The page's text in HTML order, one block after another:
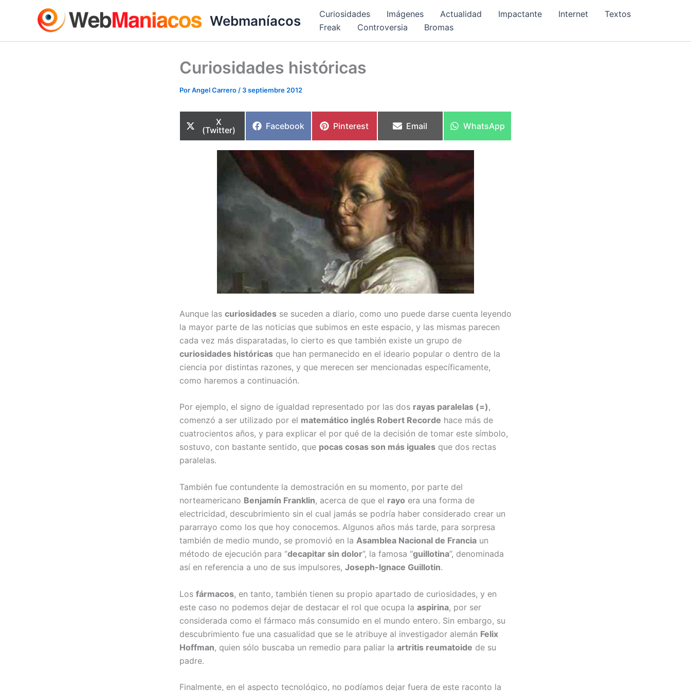
Webmaníacos Curiosidades Imágenes Actualidad Impactante Internet
Textos
Freak
Controversia Bromas
Curiosidades históricas
PorAngel Carrero / 3 septiembre 2012
Compartir
en
X
(Twitter)
Compartir
Facebook
Compartir
Pinterest
Compartir
Email
Compartir
WhatsApp
Aunque las curiosidades se suceden a diario, como uno puede darse cuenta leyendo
la mayor parte de las noticias que subimos en este espacio, y las mismas parecen
cada vez más disparatadas, lo cierto es que también existe un grupo de
curiosidades históricas que han permanecido en el ideario popular o dentro de la
ciencia por distintas razones, y que merecen ser mencionadas específicamente,
como haremos a continuación.
Por ejemplo, el signo de igualdad representado por las dos rayas paralelas (=),
comenzó a ser utilizado por el matemático inglés Robert Recorde hace más de
cuatrocientos años, y para explicar el por qué de la decisión de tomar este símbolo,
sostuvo, con bastante sentido, que pocas cosas son más iguales que dos rectas
paralelas.
También fue contundente la demostración en su momento, por parte del
norteamericano Benjamín Franklin, acerca de que el rayo era una forma de
electricidad, descubrimiento sin el cual jamás se podría haber considerado crear un
pararrayo como los que hoy conocemos. Algunos años más tarde, para sorpresa
también de medio mundo, se promovió en la Asamblea Nacional de Francia un
método de ejecución para “decapitar sin dolor”, la famosa “guillotina”, denominada
así en referencia a uno de sus impulsores, Joseph-Ignace Guillotin.
Los fármacos, en tanto, también tienen su propio apartado de curiosidades, y en
este caso no podemos dejar de destacar el rol que ocupa la aspirina, por ser
considerada como el fármaco más consumido en el mundo entero. Sin embargo, su
descubrimiento fue una casualidad que se le atribuye al investigador alemán Felix
Hoffman, quien sólo buscaba un remedio para paliar la artritis reumatoide de su
padre.
Finalmente, en el aspecto tecnológico, no podíamos dejar fuera de este raconto la